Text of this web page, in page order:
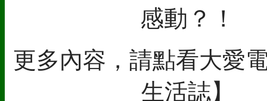
感動？！
更多內容，請點看大愛
生活誌】